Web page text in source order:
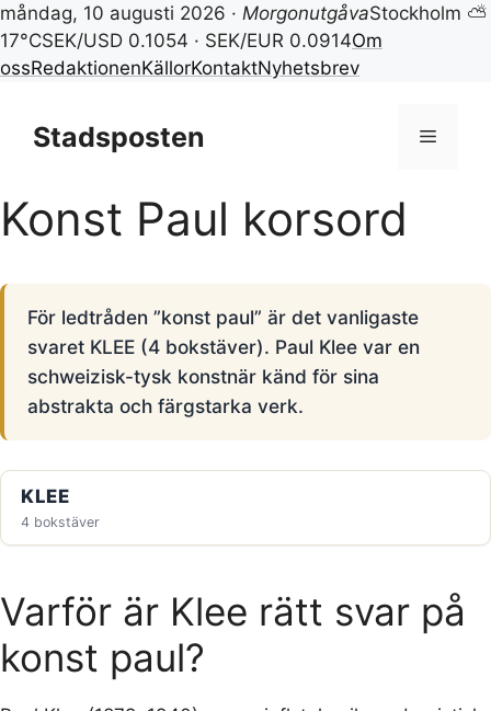
måndag, 10 augusti 2026 · MorgonutgåvaStockholm ⛅
17°CSEK/USD 0.1054 · SEK/EUR 0.0914Om
ossRedaktionenKällorKontaktNyhetsbrev
innehållStadsposten Meny
Konst Paul korsord
För ledtråden ”konst paul” är det vanligaste
svaret KLEE (4 bokstäver). Paul Klee var en
schweizisk-tysk konstnär känd för sina
abstrakta och färgstarka verk.
KLEE
4 bokstäver
Varför är Klee rätt svar på
konst paul?